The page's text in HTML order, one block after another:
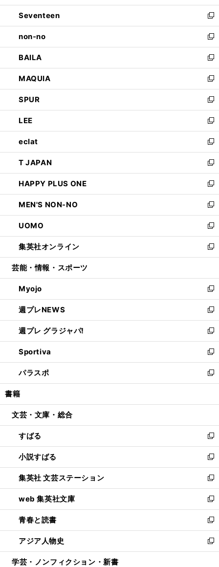
開
く
ウ
で
開
く
ン
ド
ウ
で
開
く
Seventeen
新
し
い
ウ
ィ
ン
ド
ウ
で
開
く
non-no
新
し
い
ウ
ィ
ン
ド
ウ
で
開
く
BAILA
新
し
い
ウ
ィ
ン
ド
ウ
で
開
く
MAQUIA
新
し
い
ウ
ィ
ン
ド
ウ
で
開
く
SPUR
新
し
い
ウ
ィ
ン
ド
ウ
で
開
く
LEE
新
し
い
ウ
ィ
ン
ド
ウ
で
開
く
eclat
新
し
い
ウ
ィ
ン
ド
ウ
で
開
く
T JAPAN
新
し
い
ウ
ィ
ン
ド
ウ
で
開
HAPPY PLUS ONE
新
し
い
ウ
ィ
ン
ド
ウ
開
く
MEN'S NON-NO
新
し
い
ウ
ィ
ン
ウ
で
開
く
UOMO
新
し
い
ウ
ン
ド
ウ
で
開
く
集英社オンライン
新
し
ウ
ィ
ン
ド
ウ
で
開
く
芸能・情報・スポーツ
Myojo
新
し
い
ウ
ィ
ン
ド
ウ
で
開
週プレNEWS
新
し
い
ウ
ィ
ン
ド
ウ
開
週プレ グラジャパ!
新
し
い
ウ
ィ
ン
ウ
開
く
Sportiva
新
し
い
ウ
ン
ウ
で
開
く
パラスポ
新
し
ウ
ン
ド
ウ
で
開
く
書籍
文芸・文庫・総合
すばる
新
し
い
ウ
ィ
ン
ド
ウ
で
開
く
小説すばる
新
し
い
ウ
ィ
ン
ド
ウ
で
開
集英社 文芸ステーション
新
し
い
ウ
ィ
ン
ド
ウ
web 集英社文庫
新
し
い
ウ
ィ
ン
青春と読書
新
し
い
ウ
アジア人物史
新
し
学芸・ノンフィクション・新書